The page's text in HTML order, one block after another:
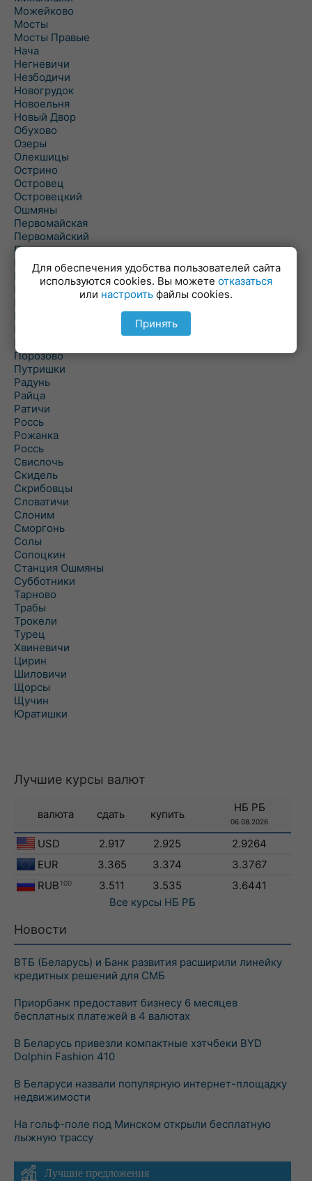
Можейково
Мосты
Мосты Правые
Нача
Негневичи
Незбодичи
Новогрудок
Новоельня
Новый Двор
Обухово
Озеры
Олекшицы
Острино
Островец
Островецкий
Ошмяны
Первомайская
Первомайский
Пески
Петревичи
Погородно
Пограничный
Подлабенье
Подольцы
Подороск
Поречье
Порозово
Путришки
Радунь
Райца
Ратичи
Роcсь
Рожанка
Россь
Свислочь
Скидель
Скрибовцы
Словатичи
Слоним
Сморгонь
Солы
Сопоцкин
Станция Ошмяны
Субботники
Тарново
Трабы
Трокели
Турец
Хвиневичи
Цирин
Шиловичи
Щорсы
Щучин
Юратишки
Лучшие курсы валют
валюта сдать купить
НБ РБ
06.08.2026
USD 2.917 2.925
2.9264
EUR
3.365 3.374
3.3767
RUB 100 3.511 3.535
3.6441
Все курсы НБ РБ
Новости
ВТБ (Беларусь) и Банк развития расширили линейку
кредитных решений для СМБ
Приорбанк предоставит бизнесу 6 месяцев
бесплатных платежей в 4 валютах
В Беларусь привезли компактные хэтчбеки BYD
Dolphin Fashion 410
В Беларуси назвали популярную интернет-площадку
недвижимости
На гольф-поле под Минском открыли бесплатную
лыжную трассу
Лучшие предложения
Для обеспечения удобства пользователей сайта
используются cookies. Вы можете отказаться
или настроить файлы cookies.
Принять